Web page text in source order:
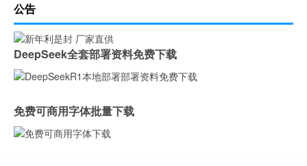
公告
DeepSeek全套部署资料免费下载
免费可商用字体批量下载